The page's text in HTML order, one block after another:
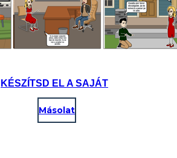
KÉSZÍTSD EL A SAJÁT
Másolat